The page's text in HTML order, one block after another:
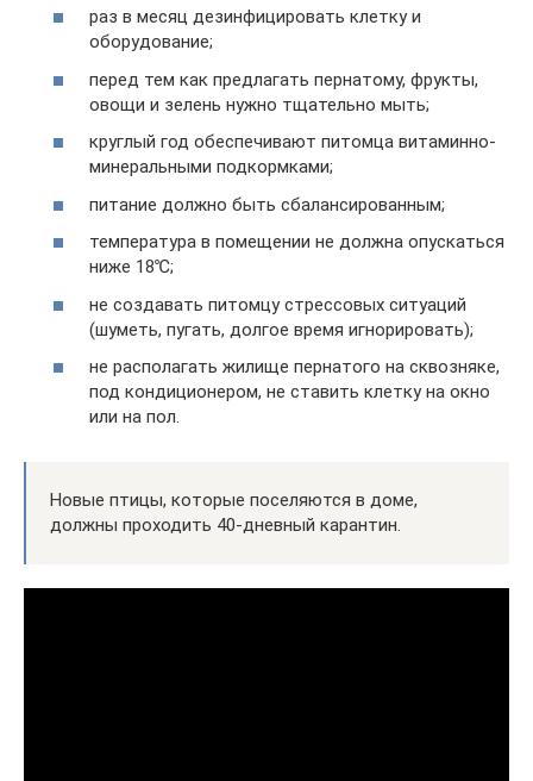
раз в месяц дезинфицировать клетку и
оборудование;
перед тем как предлагать пернатому, фрукты,
овощи и зелень нужно тщательно мыть;
круглый год обеспечивают питомца витаминно-
минеральными подкормками;
питание должно быть сбалансированным;
температура в помещении не должна опускаться
ниже 18℃;
не создавать питомцу стрессовых ситуаций
(шуметь, пугать, долгое время игнорировать);
не располагать жилище пернатого на сквозняке,
под кондиционером, не ставить клетку на окно
или на пол.
Новые птицы, которые поселяются в доме,
должны проходить 40-дневный карантин.